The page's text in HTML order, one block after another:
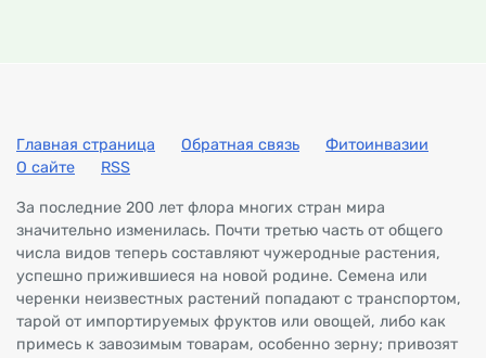
Главная страница Обратная связь
Фитоинвазии
О сайте
RSS
За последние 200 лет флора многих стран мира
значительно изменилась. Почти третью часть от общего
числа видов теперь составляют чужеродные растения,
успешно прижившиеся на новой родине. Семена или
черенки неизвестных растений попадают с транспортом,
тарой от импортируемых фруктов или овощей, либо как
примесь к завозимым товарам, особенно зерну; привозят